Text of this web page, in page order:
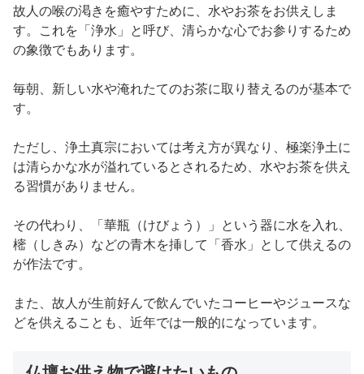
故人の喉の渇きを癒やすために、水やお茶をお供えしま
す。これを「浄水」と呼び、清らかな心でお参りするため
の象徴でもあります。
毎朝、新しい水や淹れたてのお茶に取り替えるのが基本で
す。
ただし、浄土真宗においては考え方が異なり、極楽浄土に
は清らかな水が溢れているとされるため、水やお茶を供え
る習慣がありません。
その代わり、「華瓶（けびょう）」という器に水を入れ、
樒（しきみ）などの青木を挿して「香水」として供えるの
が作法です。
また、故人が生前好んで飲んでいたコーヒーやジュースな
どを供えることも、近年では一般的になっています。